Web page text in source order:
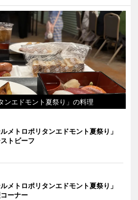
ンエドモント夏祭り」の料理
ルメトロポリタンエドモント夏祭り」
トビーフ
ルメトロポリタンエドモント夏祭り」
ーナー